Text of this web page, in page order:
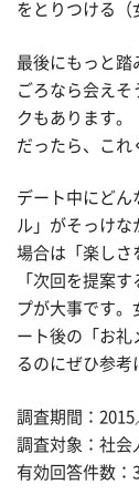
をとりつける（
最後にもっと踏
ごろなら会えそ
クもあります。
だったら、これ
デート中にどん
ル」がそっけな
場合は「楽しさ
「次回を提案
プが大事です
ート後の「お礼
るのにぜひ参考
調査期間：2015
調査対象：社会
有効回答件数：